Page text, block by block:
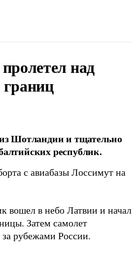
над
Шотландии и тщательно
республик.
с авиабазы Лоссимут на
вошел в небо Латвии и начал
Затем самолет
рубежами России.